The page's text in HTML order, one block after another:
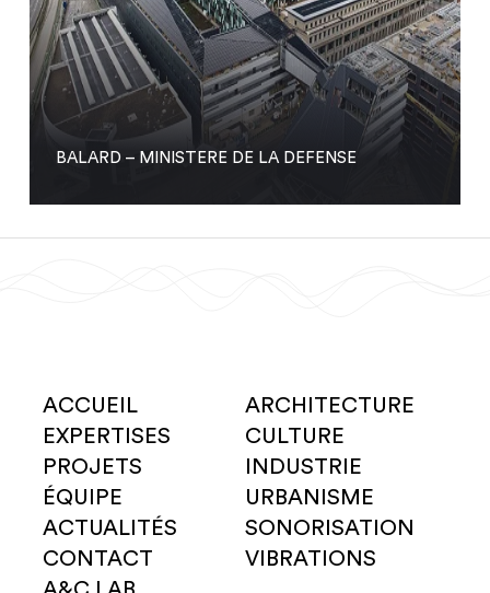
BALARD – MINISTERE DE LA DEFENSE
ACCUEIL
EXPERTISES
PROJETS
ÉQUIPE
ACTUALITÉS
CONTACT
ARCHITECTURE
CULTURE
INDUSTRIE
URBANISME
SONORISATION
VIBRATIONS